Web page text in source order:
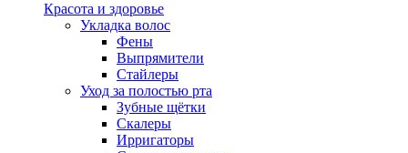
Красота и здоровье
Укладка волос
Фены
Выпрямители
Стайлеры
Уход за полостью рта
Зубные щётки
Скалеры
Ирригаторы